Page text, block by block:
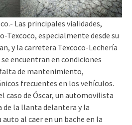
Las principales vialidades,
Texcoco, especialmente desde su
y la carretera Texcoco-Lechería
encuentran en condiciones
de mantenimiento,
frecuentes en los vehículos.
caso de Óscar, un automovilista
de la llanta delantera y la
al caer en un bache en la